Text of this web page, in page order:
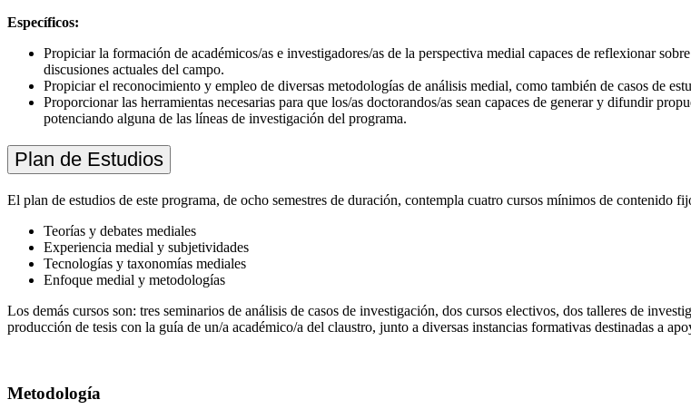
Específicos:
Propiciar la formación de académicos/as e investigadores/as de la perspectiva medial capaces de reflexionar
discusiones actuales del campo.
Propiciar el reconocimiento y empleo de diversas metodologías de análisis medial, como también de casos de
Proporcionar las herramientas necesarias para que los/as doctorandos/as sean capaces de generar y difundir
potenciando alguna de las líneas de investigación del programa.
Plan de Estudios
El plan de estudios de este programa, de ocho semestres de duración, contempla cuatro cursos mínimos de contenido
Teorías y debates mediales
Experiencia medial y subjetividades
Tecnologías y taxonomías mediales
Enfoque medial y metodologías
Los demás cursos son: tres seminarios de análisis de casos de investigación, dos cursos electivos, dos talleres de
producción de tesis con la guía de un/a académico/a del claustro, junto a diversas instancias formativas destinadas a
Metodología